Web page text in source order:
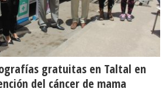
gratuitas en Taltal en
del cáncer de mama